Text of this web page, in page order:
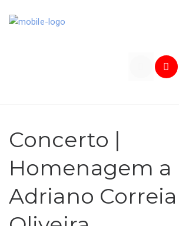
Concerto |
Homenagem a
Adriano